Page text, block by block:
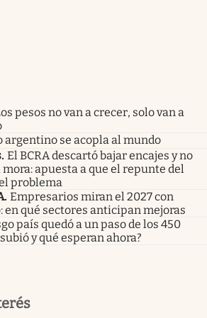
pesos no van a crecer, solo van a
argentino se acopla al mundo
. El BCRA descartó bajar encajes y no
apuesta a que el repunte del
problema
. Empresarios miran el 2027 con
qué sectores anticipan mejoras
país quedó a un paso de los 450
y qué esperan ahora?